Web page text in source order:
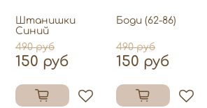
Штанишки
Синий
490 руб
150 руб
Боди (62-86)
490 руб
150 руб